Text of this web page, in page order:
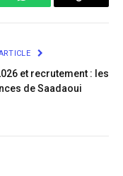
WhatsApp Copy
et recrutement : les
de Saadaoui